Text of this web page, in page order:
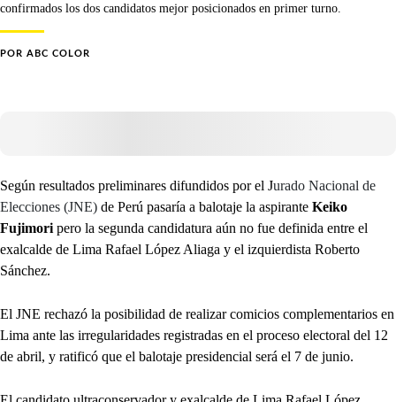
confirmados los dos candidatos mejor posicionados en primer turno.
POR ABC COLOR
Según resultados preliminares difundidos por el Jurado Nacional de
Elecciones (JNE) de Perú pasaría a balotaje la aspirante Keiko
Fujimori pero la segunda candidatura aún no fue definida entre el
exalcalde de Lima Rafael López Aliaga y el izquierdista Roberto
Sánchez.
El JNE rechazó la posibilidad de realizar comicios complementarios en
Lima ante las irregularidades registradas en el proceso electoral del 12
de abril, y ratificó que el balotaje presidencial será el 7 de junio.